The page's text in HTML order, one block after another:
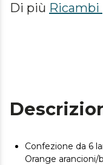
Di più
Confezione da 6
Orange arancioni/